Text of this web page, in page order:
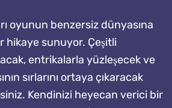
oyunun benzersiz dünyasına
hikaye sunuyor. Çeşitli
entrikalarla yüzleşecek ve
sırlarını ortaya çıkaracak
Kendinizi heyecan verici bir